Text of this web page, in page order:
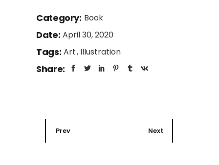
Category: Book
Date: April 30, 2020
Tags: Art Illustration
Share:
Prev Next